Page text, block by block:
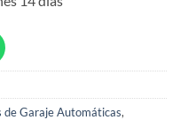
de Garaje Automáticas,